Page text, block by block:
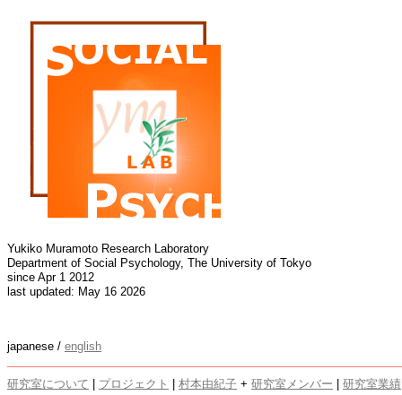
Yukiko Muramoto Research Laboratory
Department of Social Psychology, The University of Tokyo
since Apr 1 2012
last updated: May 16 2026
japanese / english
研究室について プロジェクト 村本由紀子 + 研究室メンバー 研究室業績